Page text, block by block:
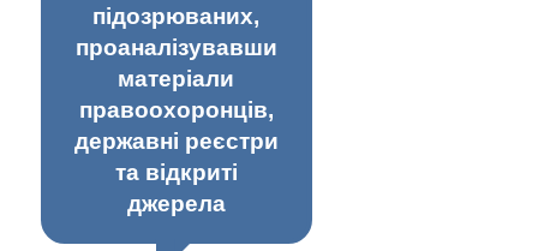
підозрюваних,
проаналізувавши
матеріали
правоохоронців,
державні реєстри
та відкриті
джерела